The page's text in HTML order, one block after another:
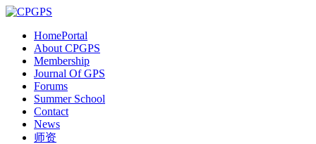
HomePortal
About CPGPS
Membership
Journal Of GPS
Forums
Summer School
Contact
News
师资